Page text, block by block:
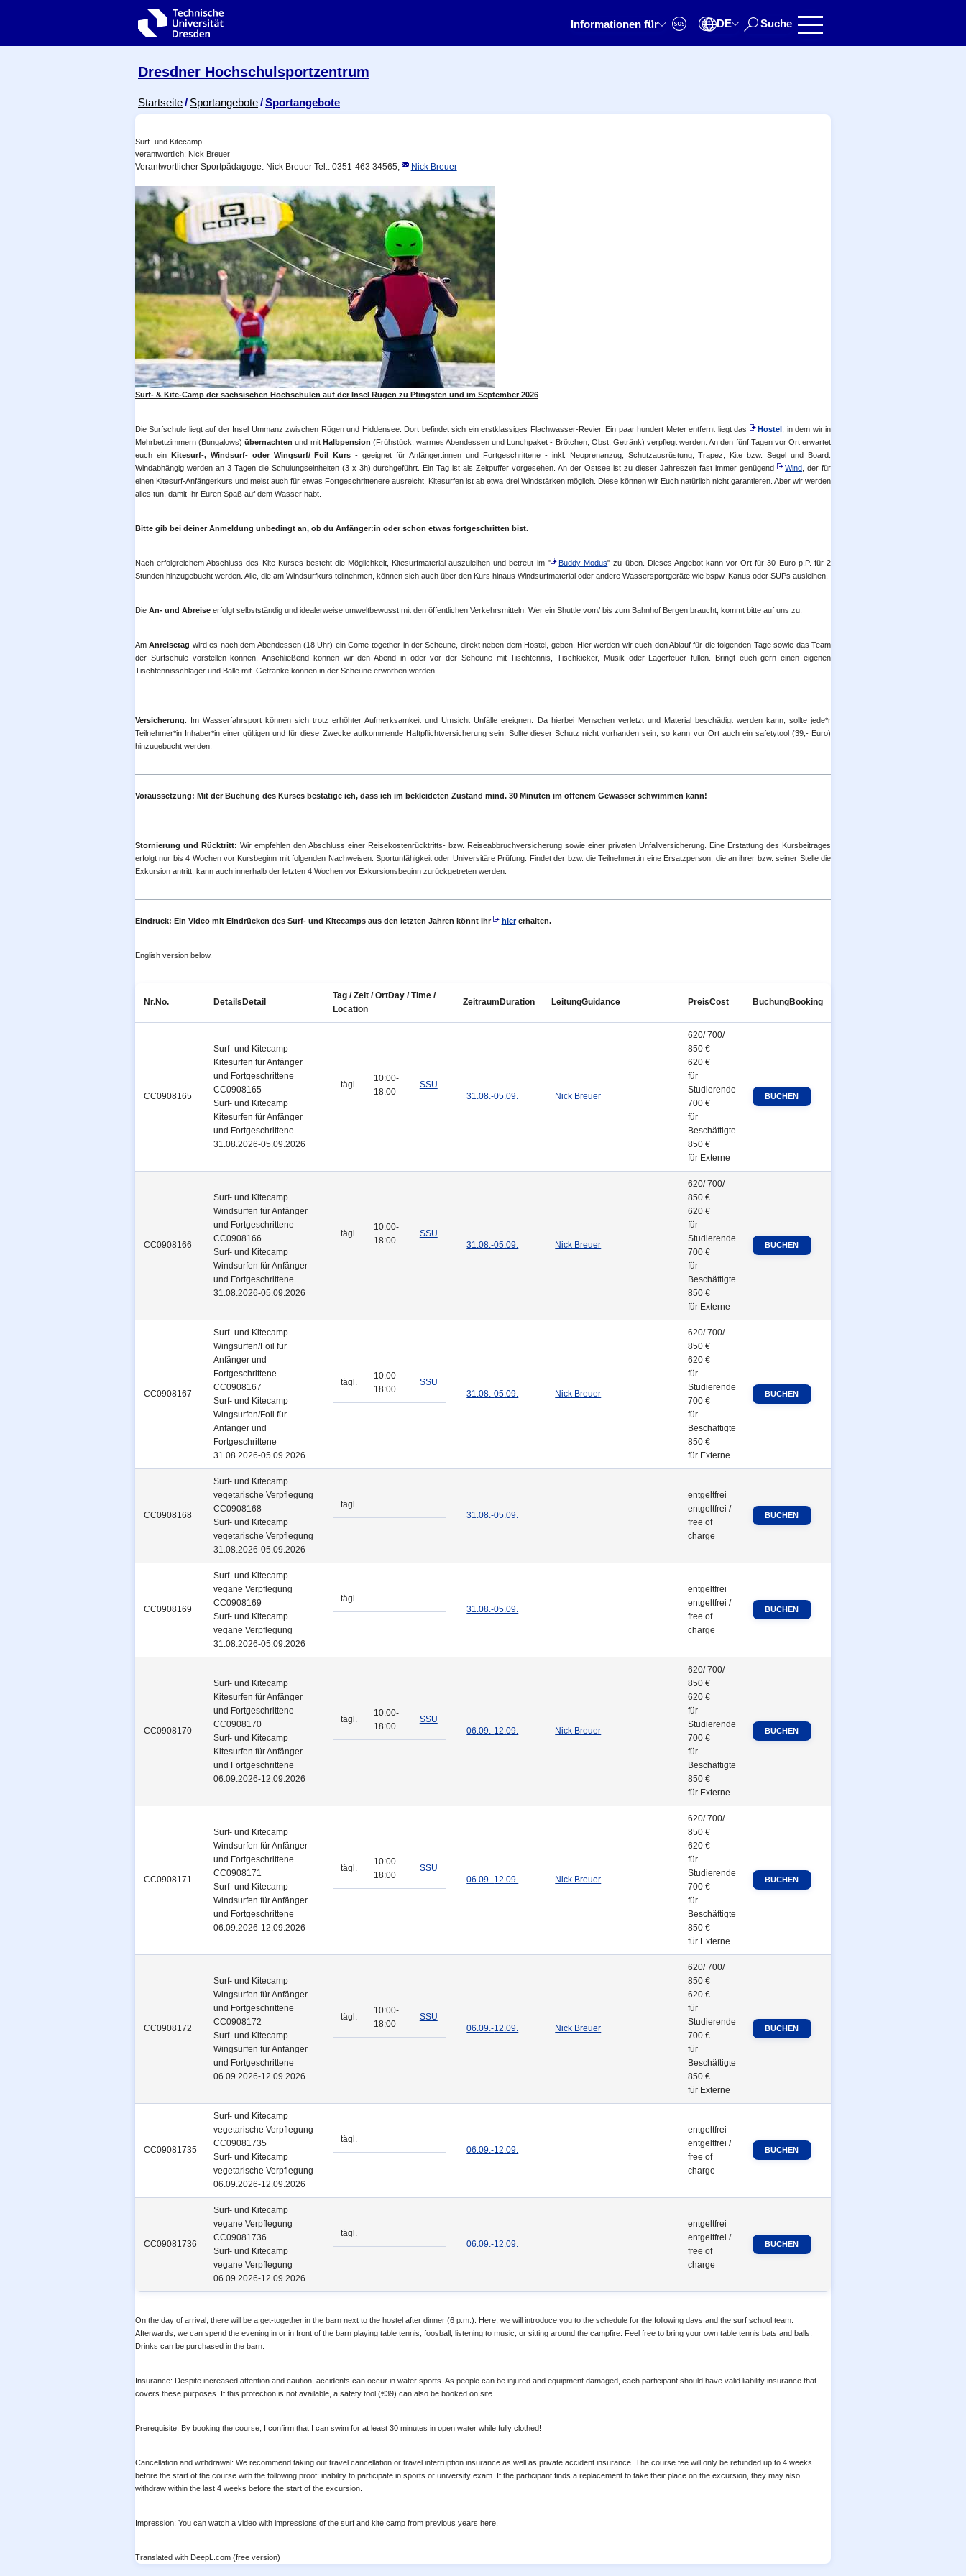
Informationen für DE Suche
Dresdner Hochschul­sportzentrum
Breadcrumb-Menü
Startseite Sportangebote Sportangebote
Surf- und Kitecamp
verantwortlich: Nick Breuer
Verantwortlicher Sportpädagoge: Nick Breuer Tel.: 0351-463 34565, Nick Breuer
Surf- & Kite-Camp der sächsischen Hochschulen auf der Insel Rügen zu Pfingsten und im September 2026
Die Surfschule liegt auf der Insel Ummanz zwischen Rügen und Hiddensee. Dort befindet sich ein erstklassiges Flachwasser-Revier. Ein paar hundert Meter entfernt liegt das Hostel , in dem wir in
Mehrbettzimmern (Bungalows)übernachtenund mit Halbpension (Frühstück, warmes Abendessen und Lunchpaket - Brötchen, Obst, Getränk) verpflegt werden. An den fünf Tagen vor Ort erwartet
euch ein Kitesurf-, Windsurf- oder Wingsurf/ Foil Kurs- geeignet für Anfänger:innen und Fortgeschrittene - inkl. Neoprenanzug, Schutzausrüstung, Trapez, Kite bzw. Segel und Board.
Windabhängig werden an 3 Tagen die Schulungseinheiten (3 x 3h) durchgeführt. Ein Tag ist als Zeitpuffer vorgesehen. An der Ostsee ist zu dieser Jahreszeit fast immer genügend
Wind , der für
einen Kitesurf-Anfängerkurs und meist auch für etwas Fortgeschrittenere ausreicht. Kitesurfen ist ab etwa drei Windstärken möglich. Diese können wir Euch natürlich nicht garantieren. Aber wir werden
alles tun, damit Ihr Euren Spaß auf dem Wasser habt.
Bitte gib bei deiner Anmeldung unbedingt an, ob du Anfänger:in oder schon etwas fortgeschritten bist.
Nach erfolgreichem Abschluss des Kite-Kurses besteht die Möglichkeit, Kitesurfmaterial auszuleihen und betreut im " Buddy-Modus" zu üben. Dieses Angebot kann vor Ort für 30 Euro p.P. für 2
Stunden hinzugebucht werden. Alle, die am Windsurfkurs teilnehmen, können sich auch über den Kurs hinaus Windsurfmaterial oder andere Wassersportgeräte wie bspw. Kanus oder SUPs ausleihen.
Die An- und Abreise erfolgt selbstständig und idealerweise umweltbewusst mit den öffentlichen Verkehrsmitteln. Wer ein Shuttle vom/ bis zum Bahnhof Bergen braucht, kommt bitte auf uns zu.
AmAnreisetag wird es nach dem Abendessen (18 Uhr) ein Come-together in der Scheune, direkt neben dem Hostel, geben. Hier werden wir euch den Ablauf für die folgenden Tage sowie das Team
der Surfschule vorstellen können. Anschließend können wir den Abend in oder vor der Scheune mit Tischtennis, Tischkicker, Musik oder Lagerfeuer füllen. Bringt euch gern einen eigenen
Tischtennisschläger und Bälle mit. Getränke können in der Scheune erworben werden.
Versicherung: Im Wasserfahrsport können sich trotz erhöhter Aufmerksamkeit und Umsicht Unfälle ereignen. Da hierbei Menschen verletzt und Material beschädigt werden kann, sollte jede*r
Teilnehmer*in Inhaber*in einer gültigen und für diese Zwecke aufkommende Haftpflichtversicherung sein. Sollte dieser Schutz nicht vorhanden sein, so kann vor Ort auch ein safetytool (39,- Euro)
hinzugebucht werden.
Voraussetzung: Mit der Buchung des Kurses bestätige ich, dass ich im bekleideten Zustand mind. 30 Minuten im offenem Gewässer schwimmen kann!
Stornierung und Rücktritt: Wir empfehlen den Abschluss einer Reisekostenrücktritts- bzw. Reiseabbruchversicherung sowie einer privaten Unfallversicherung. Eine Erstattung des Kursbeitrages
erfolgt nur bis 4 Wochen vor Kursbeginn mit folgenden Nachweisen: Sportunfähigkeit oder Universitäre Prüfung. Findet der bzw. die Teilnehmer:in eine Ersatzperson, die an ihrer bzw. seiner Stelle die
Exkursion antritt, kann auch innerhalb der letzten 4 Wochen vor Exkursionsbeginn zurückgetreten werden.
Eindruck: Ein Video mit Eindrücken des Surf- und Kitecamps aus den letzten Jahren könnt ihr hiererhalten.
English version below.
Nr.No. Details Detail
Tag / Zeit / OrtDay / Time /
Location
Zeitraum Duration LeitungGuidance PreisCost BuchungBooking
CC0908165
Surf- und Kitecamp
Kitesurfen für Anfänger
und Fortgeschrittene
CC0908165
Surf- und Kitecamp
Kitesurfen für Anfänger
und Fortgeschrittene
31.08.2026-05.09.2026
tägl.
10:00-
18:00
SSU
31.08.-05.09. Nick Breuer
620/ 700/
850 €
620 €
für
Studierende
700 €
für
Beschäftigte
850 €
für Externe
CC0908166
Surf- und Kitecamp
Windsurfen für Anfänger
und Fortgeschrittene
CC0908166
Surf- und Kitecamp
Windsurfen für Anfänger
und Fortgeschrittene
31.08.2026-05.09.2026
tägl.
10:00-
18:00
SSU
31.08.-05.09. Nick Breuer
620/ 700/
850 €
620 €
für
Studierende
700 €
für
Beschäftigte
850 €
für Externe
CC0908167
Surf- und Kitecamp
Wingsurfen/Foil für
Anfänger und
Fortgeschrittene
CC0908167
Surf- und Kitecamp
Wingsurfen/Foil für
Anfänger und
Fortgeschrittene
31.08.2026-05.09.2026
tägl.
10:00-
18:00
SSU
31.08.-05.09. Nick Breuer
620/ 700/
850 €
620 €
für
Studierende
700 €
für
Beschäftigte
850 €
für Externe
CC0908168
Surf- und Kitecamp
vegetarische Verpflegung
CC0908168
Surf- und Kitecamp
vegetarische Verpflegung
31.08.2026-05.09.2026
tägl.
31.08.-05.09.
entgeltfrei
entgeltfrei /
free of
charge
CC0908169
Surf- und Kitecamp
vegane Verpflegung
CC0908169
Surf- und Kitecamp
vegane Verpflegung
31.08.2026-05.09.2026
tägl.
31.08.-05.09.
entgeltfrei
entgeltfrei /
free of
charge
CC0908170
Surf- und Kitecamp
Kitesurfen für Anfänger
und Fortgeschrittene
CC0908170
Surf- und Kitecamp
Kitesurfen für Anfänger
und Fortgeschrittene
06.09.2026-12.09.2026
tägl.
10:00-
18:00
SSU
06.09.-12.09. Nick Breuer
620/ 700/
850 €
620 €
für
Studierende
700 €
für
Beschäftigte
850 €
für Externe
CC0908171
Surf- und Kitecamp
Windsurfen für Anfänger
und Fortgeschrittene
CC0908171
Surf- und Kitecamp
Windsurfen für Anfänger
und Fortgeschrittene
06.09.2026-12.09.2026
tägl.
10:00-
18:00
SSU
06.09.-12.09. Nick Breuer
620/ 700/
850 €
620 €
für
Studierende
700 €
für
Beschäftigte
850 €
für Externe
CC0908172
Surf- und Kitecamp
Wingsurfen für Anfänger
und Fortgeschrittene
CC0908172
Surf- und Kitecamp
Wingsurfen für Anfänger
und Fortgeschrittene
06.09.2026-12.09.2026
tägl.
10:00-
18:00
SSU
06.09.-12.09. Nick Breuer
620/ 700/
850 €
620 €
für
Studierende
700 €
für
Beschäftigte
850 €
für Externe
CC09081735
Surf- und Kitecamp
vegetarische Verpflegung
CC09081735
Surf- und Kitecamp
vegetarische Verpflegung
06.09.2026-12.09.2026
tägl.
06.09.-12.09.
entgeltfrei
entgeltfrei /
free of
charge
CC09081736
Surf- und Kitecamp
vegane Verpflegung
CC09081736
Surf- und Kitecamp
vegane Verpflegung
06.09.2026-12.09.2026
tägl.
06.09.-12.09.
entgeltfrei
entgeltfrei /
free of
charge
On the day of arrival, there will be a get-together in the barn next to the hostel after dinner (6 p.m.). Here, we will introduce you to the schedule for the following days and the surf school team.
Afterwards, we can spend the evening in or in front of the barn playing table tennis, foosball, listening to music, or sitting around the campfire. Feel free to bring your own table tennis bats and balls.
Drinks can be purchased in the barn.
Insurance: Despite increased attention and caution, accidents can occur in water sports. As people can be injured and equipment damaged, each participant should have valid liability insurance that
covers these purposes. If this protection is not available, a safety tool (€39) can also be booked on site.
Prerequisite: By booking the course, I confirm that I can swim for at least 30 minutes in open water while fully clothed!
Cancellation and withdrawal: We recommend taking out travel cancellation or travel interruption insurance as well as private accident insurance. The course fee will only be refunded up to 4 weeks
before the start of the course with the following proof: inability to participate in sports or university exam. If the participant finds a replacement to take their place on the excursion, they may also
withdraw within the last 4 weeks before the start of the excursion.
Impression: You can watch a video with impressions of the surf and kite camp from previous years here.
Translated with DeepL.com (free version)